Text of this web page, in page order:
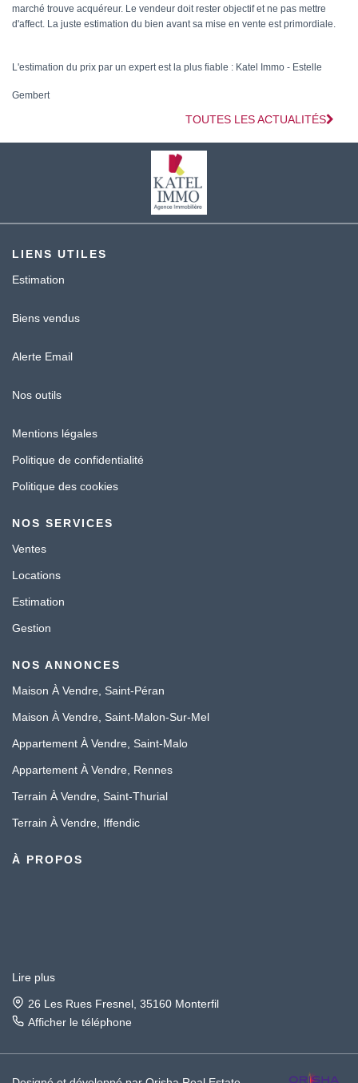
marché trouve acquéreur. Le vendeur doit rester objectif et ne pas mettre
d'affect. La juste estimation du bien avant sa mise en vente est primordiale.
L'estimation du prix par un expert est la plus fiable : Katel Immo - Estelle
Gembert
TOUTES LES ACTUALITÉS
LIENS UTILES
Estimation
Biens vendus
Alerte Email
Nos outils
Mentions légales
Politique de confidentialité
Politique des cookies
NOS SERVICES
Ventes
Locations
Estimation
Gestion
NOS ANNONCES
Maison À Vendre, Saint-Péran
Maison À Vendre, Saint-Malon-Sur-Mel
Appartement À Vendre, Saint-Malo
Appartement À Vendre, Rennes
Terrain À Vendre, Saint-Thurial
Terrain À Vendre, Iffendic
À PROPOS
Lire plus
26 Les Rues Fresnel, 35160 Monterfil
Afficher le téléphone